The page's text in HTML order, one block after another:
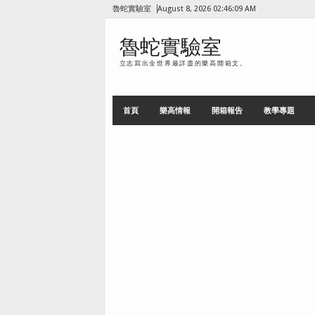
魯蛇實驗室 August 8, 2026 02:46:10 AM
魯蛇實驗室
立志寫出全世界最詳盡的樂高開箱文。
首頁 樂高情報 開箱報告 教學專題